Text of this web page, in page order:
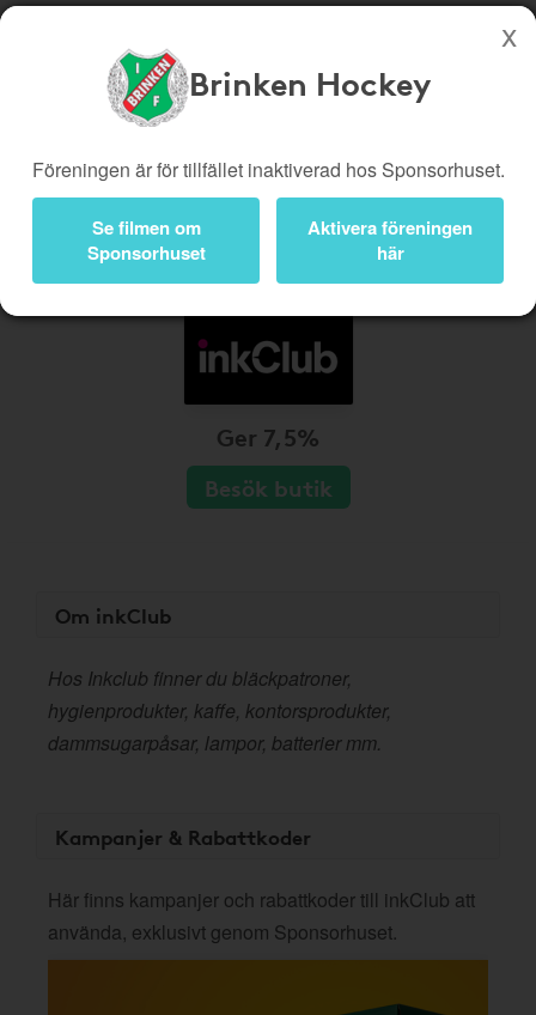
Köp genom denna sida stöttar Brinken Hockey
Presentkort
Kampanjer
Bli medlem
Logga in
Brinken Hockey
Föreningen är för tillfället inaktiverad hos Sponsorhuset.
Se filmen om
Sponsorhuset
Aktivera föreningen
här
Ger 7,5%
Besök butik
Om inkClub
Hos Inkclub finner du bläckpatroner,
hygienprodukter, kaffe, kontorsprodukter,
dammsugarpåsar, lampor, batterier mm.
Kampanjer & Rabattkoder
Här finns kampanjer och rabattkoder till inkClub att
använda, exklusivt genom Sponsorhuset.